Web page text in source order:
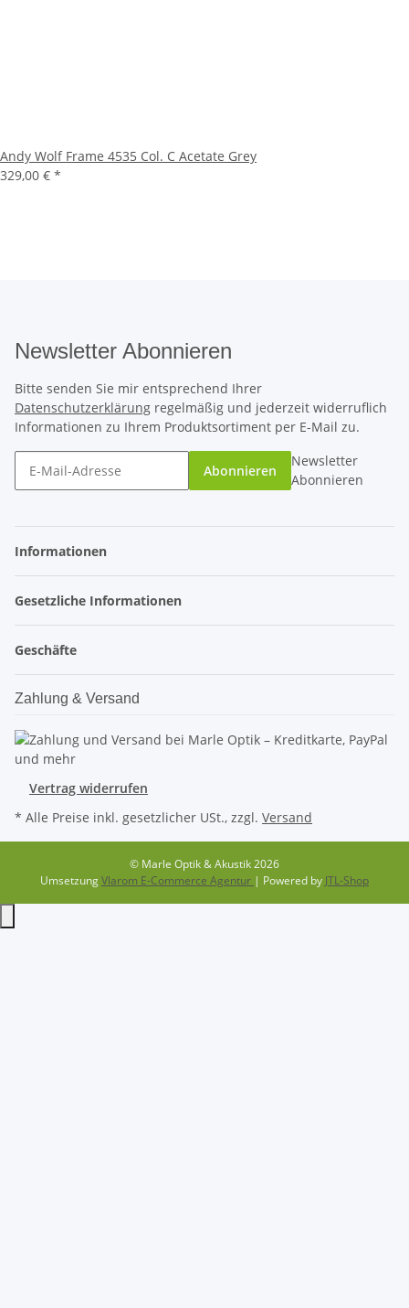
Andy Wolf Frame 4535 Col. C Acetate Grey
329,00 € *
Newsletter Abonnieren
Bitte senden Sie mir entsprechend Ihrer
Datenschutzerklärung regelmäßig und jederzeit widerruflich
Informationen zu Ihrem Produktsortiment per E-Mail zu.
Abonnieren
Newsletter
Abonnieren
Informationen
Gesetzliche Informationen
Geschäfte
Zahlung & Versand
Vertrag widerrufen
* Alle Preise inkl. gesetzlicher USt., zzgl. Versand
© Marle Optik & Akustik 2026
UmsetzungVlarom E-Commerce Agentur | Powered by JTL-Shop